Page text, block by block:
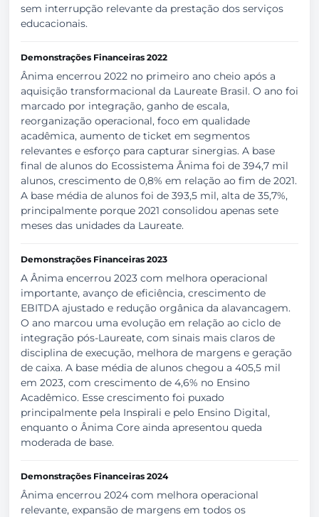
sem interrupção relevante da prestação dos serviços
educacionais.
Demonstrações Financeiras 2022
Ânima encerrou 2022 no primeiro ano cheio após a
aquisição transformacional da Laureate Brasil. O ano foi
marcado por integração, ganho de escala,
reorganização operacional, foco em qualidade
acadêmica, aumento de ticket em segmentos
relevantes e esforço para capturar sinergias. A base
final de alunos do Ecossistema Ânima foi de 394,7 mil
alunos, crescimento de 0,8% em relação ao fim de 2021.
A base média de alunos foi de 393,5 mil, alta de 35,7%,
principalmente porque 2021 consolidou apenas sete
meses das unidades da Laureate.
Demonstrações Financeiras 2023
A Ânima encerrou 2023 com melhora operacional
importante, avanço de eficiência, crescimento de
EBITDA ajustado e redução orgânica da alavancagem.
O ano marcou uma evolução em relação ao ciclo de
integração pós-Laureate, com sinais mais claros de
disciplina de execução, melhora de margens e geração
de caixa. A base média de alunos chegou a 405,5 mil
em 2023, com crescimento de 4,6% no Ensino
Acadêmico. Esse crescimento foi puxado
principalmente pela Inspirali e pelo Ensino Digital,
enquanto o Ânima Core ainda apresentou queda
moderada de base.
Demonstrações Financeiras 2024
Ânima encerrou 2024 com melhora operacional
relevante, expansão de margens em todos os